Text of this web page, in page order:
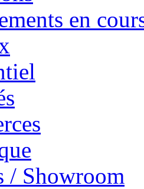
en
/ Showroom